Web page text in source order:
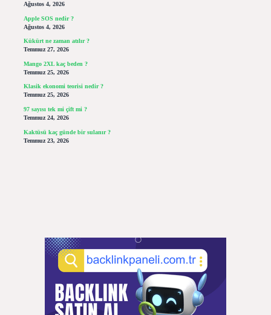
Ağustos 4, 2026
Apple SOS nedir ?
Ağustos 4, 2026
Kükürt ne zaman atılır ?
Temmuz 27, 2026
Mango 2XL kaç beden ?
Temmuz 25, 2026
Klasik ekonomi teorisi nedir ?
Temmuz 25, 2026
97 sayısı tek mi çift mi ?
Temmuz 24, 2026
Kaktüsü kaç günde bir sulanır ?
Temmuz 23, 2026